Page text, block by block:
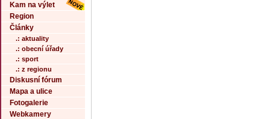
Kam na výlet
Region
Články
.: aktuality
.: obecní úřady
.: sport
.: z regionu
Diskusní fórum
Mapa a ulice
Fotogalerie
Webkamery